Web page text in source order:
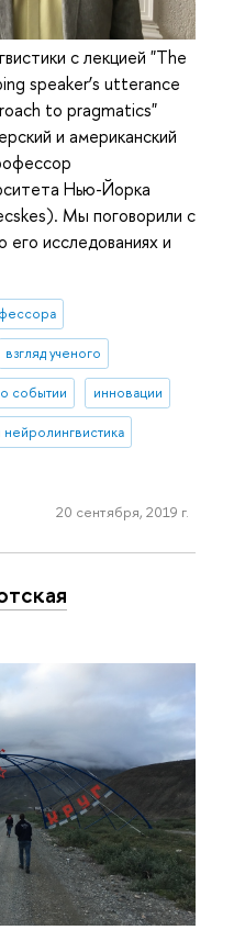
с лекцией "The
speaker’s utterance
to pragmatics"
и американский
Нью-Йорка
Мы поговорили с
исследованиях и
взгляд ученого
событии инновации
нейролингвистика
20 сентября, 2019 г.